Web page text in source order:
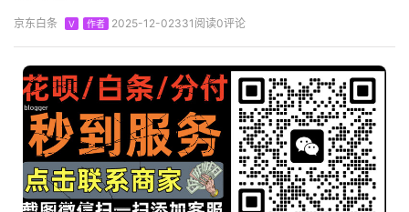
京东白条 V 作者 2025-12-02331阅读0评论